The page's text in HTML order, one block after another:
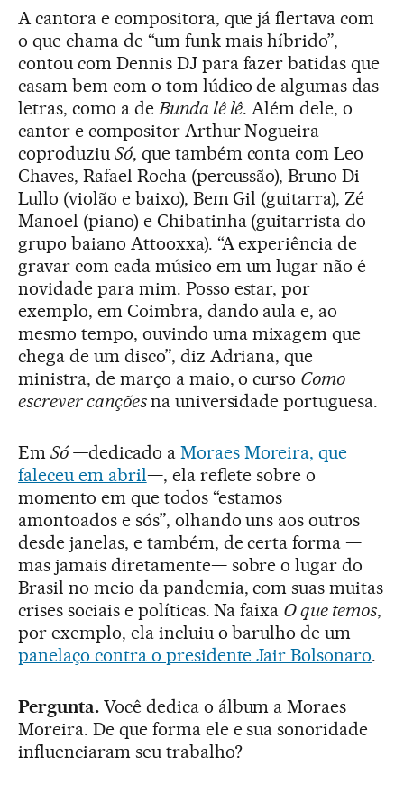
A cantora e compositora, que já flertava com
o que chama de “um funk mais híbrido”,
contou com Dennis DJ para fazer batidas que
casam bem com o tom lúdico de algumas das
letras, como a deBunda lê lê. Além dele, o
cantor e compositor Arthur Nogueira
coproduziu Só, que também conta com Leo
Chaves, Rafael Rocha (percussão), Bruno Di
Lullo (violão e baixo), Bem Gil (guitarra), Zé
Manoel (piano) e Chibatinha (guitarrista do
grupo baiano Attooxxa). “A experiência de
gravar com cada músico em um lugar não é
novidade para mim. Posso estar, por
exemplo, em Coimbra, dando aula e, ao
mesmo tempo, ouvindo uma mixagem que
chega de um disco”, diz Adriana, que
ministra, de março a maio, o curso Como
escrever cançõesna universidade portuguesa.
Em Só —dedicado a Moraes Moreira, que
faleceu em abril—, ela reflete sobre o
momento em que todos “estamos
amontoados e sós”, olhando uns aos outros
desde janelas, e também, de certa forma —
mas jamais diretamente— sobre o lugar do
Brasil no meio da pandemia, com suas muitas
crises sociais e políticas. Na faixa O que temos,
por exemplo, ela incluiu o barulho de um
panelaço contra o presidente Jair Bolsonaro.
Pergunta.Você dedica o álbum a Moraes
Moreira. De que forma ele e sua sonoridade
influenciaram seu trabalho?